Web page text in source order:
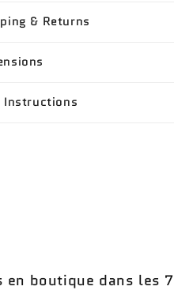
& Returns
Instructions
en boutique dans les 7